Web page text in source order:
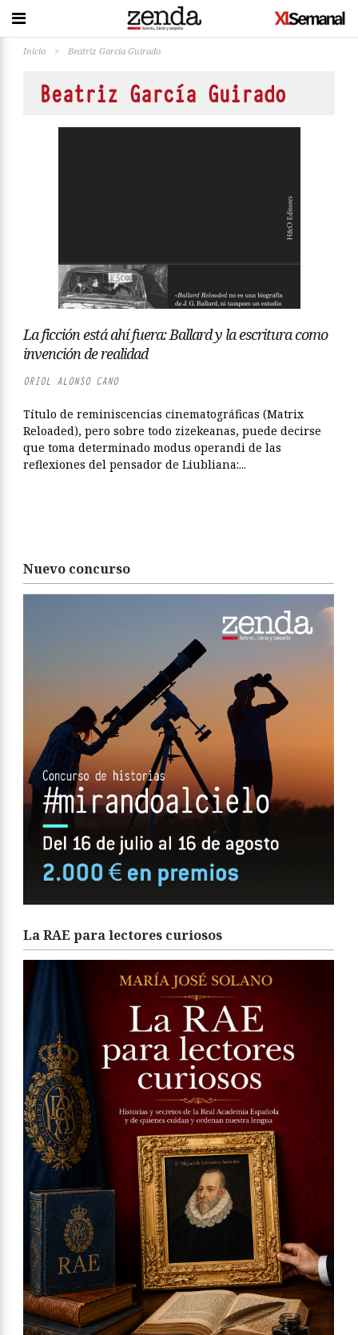
Inicio > Beatriz García Guirado
Beatriz García Guirado
La ficción está ahí fuera: Ballard y la escritura como
invención de realidad
ORIOL ALONSO CANO
Título de reminiscencias cinematográficas (Matrix
Reloaded), pero sobre todo zizekeanas, puede decirse
que toma determinado modus operandi de las
reflexiones del pensador de Liubliana:...
Nuevo concurso
La RAE para lectores curiosos